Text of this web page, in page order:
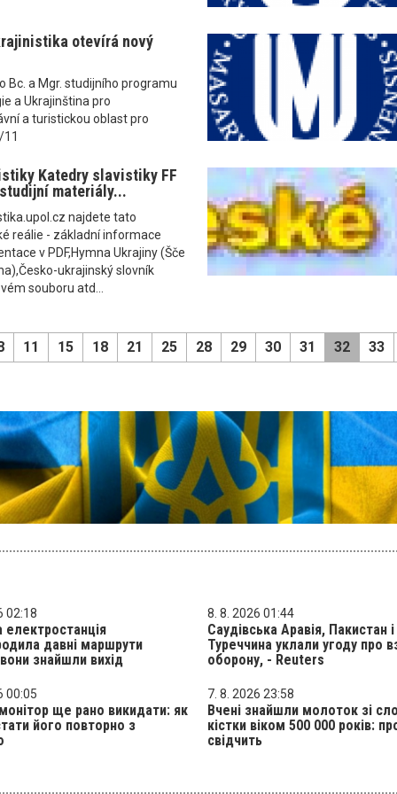
otevírá nový
Bc. a Mgr. studijního programu
a Ukrajinština pro
a turistickou oblast pro
Katedry slavistiky FF
materiály...
najdete tato
reálie - základní informace
v PDF,Hymna Ukrajiny (Šče
ukrajinský slovník
souboru atd...
11 15 18 21 25 28 29 30 31 32 33
02:18
електростанція
давні маршрути
знайшли вихід
8. 8. 2026 01:44
Саудівська Аравія, Пакистан і
Туреччина уклали угоду про
оборону, - Reuters
00:05
ще рано викидати: як
його повторно з
7. 8. 2026 23:58
Вчені знайшли молоток зі
кістки віком 500 000 років:
свідчить